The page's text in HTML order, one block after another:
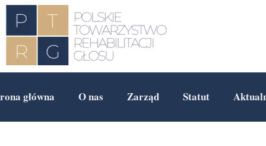
główna O nas Zarząd Statut